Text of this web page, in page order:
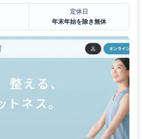
定休日
年末年始を除き無休